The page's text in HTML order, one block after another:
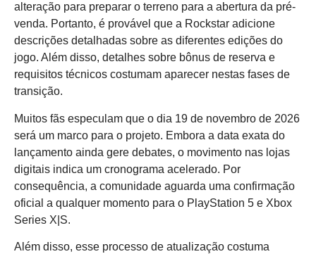
alteração para preparar o terreno para a abertura da pré-
venda. Portanto, é provável que a Rockstar adicione
descrições detalhadas sobre as diferentes edições do
jogo. Além disso, detalhes sobre bônus de reserva e
requisitos técnicos costumam aparecer nestas fases de
transição.
Muitos fãs especulam que o dia 19 de novembro de 2026
será um marco para o projeto. Embora a data exata do
lançamento ainda gere debates, o movimento nas lojas
digitais indica um cronograma acelerado. Por
consequência, a comunidade aguarda uma confirmação
oficial a qualquer momento para o PlayStation 5 e Xbox
Series X|S.
Além disso, esse processo de atualização costuma